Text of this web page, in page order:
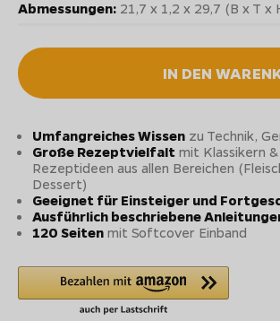
Abmessungen: 21,7 x 1,2 x 29,7 (B x T x
IN DEN
Umfangreiches Wissenzu Technik,
Große Rezeptvielfaltmit Klassikern &
Rezeptideen aus allen Bereichen
Dessert)
Geeignet für Einsteiger und
Ausführlich beschriebene
120 Seitenmit Softcover Einband